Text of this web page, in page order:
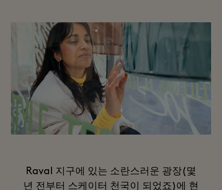
Raval 지구에 있는 소란스러운 광장(몇
년 전부터 스케이터 천국이 되었죠)에 현